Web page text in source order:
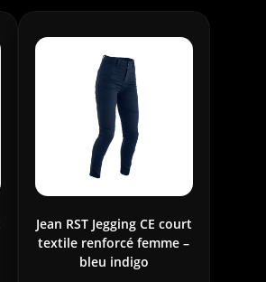
Jean RST Jegging CE court
textile renforcé femme –
bleu indigo